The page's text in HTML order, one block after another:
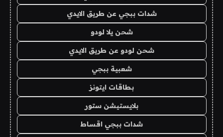
شدات ببجي عن طريق الايدي
شحن يلا لودو
شحن لودو عن طريق الايدي
شعبية ببجي
بطاقات ايتونز
بلايستيشن ستور
شدات ببجي اقساط